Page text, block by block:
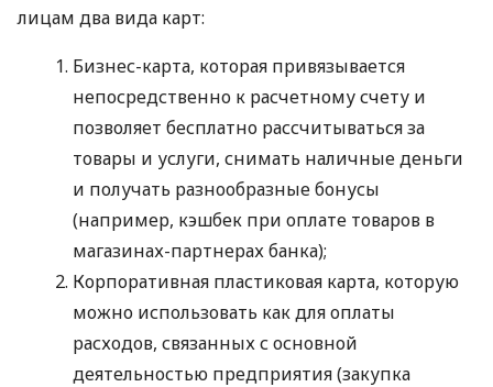
лицам два вида карт:
Бизнес-карта, которая привязывается
непосредственно к расчетному счету и
позволяет бесплатно рассчитываться за
товары и услуги, снимать наличные деньги
и получать разнообразные бонусы
(например, кэшбек при оплате товаров в
магазинах-партнерах банка);
Корпоративная пластиковая карта, которую
можно использовать как для оплаты
расходов, связанных с основной
деятельностью предприятия (закупка